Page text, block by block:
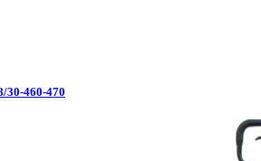
30-460-470